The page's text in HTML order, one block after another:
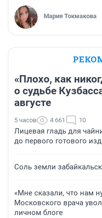
Мария Токмакова
«Плохо, как
о судьбе
августе
5 часов 4 661 10
Лицевая гладь для
до первого готового
Соль земли
«Мне сказали, что нам
Московского врача
личном блоге